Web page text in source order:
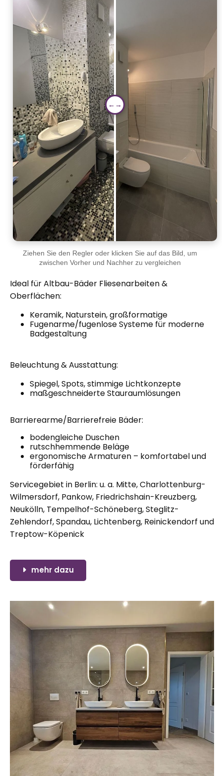
Ziehen Sie den Regler oder klicken Sie auf das Bild, um
zwischen Vorher und Nachher zu vergleichen
Ideal für Altbau-Bäder Fliesenarbeiten &
Oberflächen:
Keramik, Naturstein, großformatige
Fugenarme/fugenlose Systeme für moderne
Badgestaltung
Beleuchtung & Ausstattung:
Spiegel, Spots, stimmige Lichtkonzepte
maßgeschneiderte Stauraumlösungen
Barrierearme/Barrierefreie Bäder:
bodengleiche Duschen
rutschhemmende Beläge
ergonomische Armaturen – komfortabel und
förderfähig
Servicegebiet in Berlin: u. a. Mitte, Charlottenburg-
Wilmersdorf, Pankow, Friedrichshain-Kreuzberg,
Neukölln, Tempelhof-Schöneberg, Steglitz-
Zehlendorf, Spandau, Lichtenberg, Reinickendorf und
Treptow-Köpenick
mehr dazu